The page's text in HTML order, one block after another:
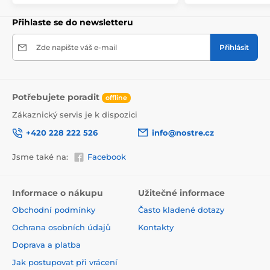
Použitá tisková metoda je ekologická, a proto jsou
přísné normy a mají VOC i GREENGUARD GOLD
certifikaci. Navíc jsou bez obsahu PVC a lepidlo je na
Přihlaste se do newsletteru
Zde napište váš e-mail Přihlásit
Potřebujete poradit offline
Zákaznický servis je k dispozici
+420 228 222 526
info@nostre.cz
Jsme také na: Facebook
Informace o nákupu
Obchodní podmínky
Ochrana osobních údajů
Doprava a platba
Jak postupovat při vrácení
Užitečné informace
Často kladené dotazy
Kontakty